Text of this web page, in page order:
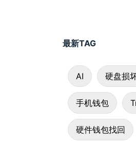
最新TAG
AI 硬盘损
手机钱包
硬件钱包找回